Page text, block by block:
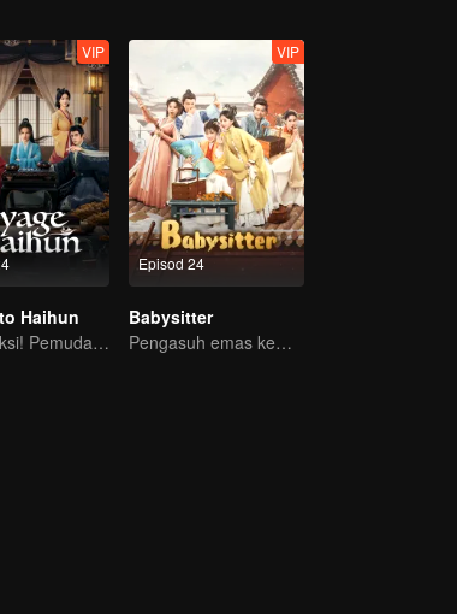
VIP
Haihun
Penuh Aksi! Pemuda Rentas Masa Bantu Maharaja Tersingkir Ubah Takdir
Episod 24
VIP
Babysitter
Pengasuh emas kembali ke zaman purba, buka pusat berpantang!